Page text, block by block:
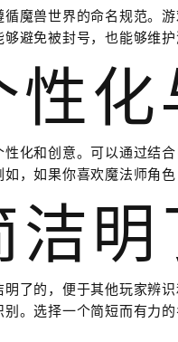
魔兽世界的命名规范。
避免被封号，也能够维护
性化
化和创意。可以通过结
，如果你喜欢魔法师角色
洁明
了的，便于其他玩家辨
。选择一个简短而有力的